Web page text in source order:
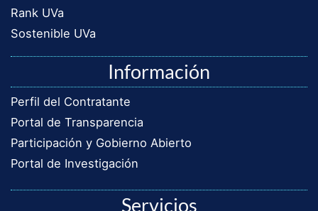
Rank UVa
Sostenible UVa
Información
Perfil del Contratante
Portal de Transparencia
Participación y Gobierno Abierto
Portal de Investigación
Servicios